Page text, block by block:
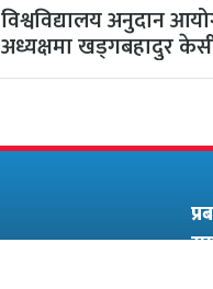
विश्वविद्यालय अनुदान
अध्यक्षमा खड्गबहादुर
सचिवमा नर्स रोजी श्रेष्ठ…